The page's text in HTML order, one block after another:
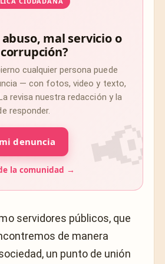
mal servicio o
cualquier persona puede
— con fotos, video y texto,
revisa nuestra redacción y la
responder.
denuncia
la comunidad →
servidores públicos, que
de manera
un punto de unión